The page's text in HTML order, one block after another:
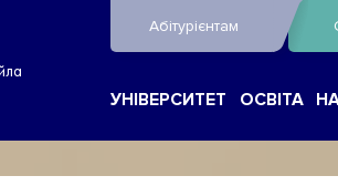
Абітурієнтам
УНІВЕРСИТЕТ ОСВІТА